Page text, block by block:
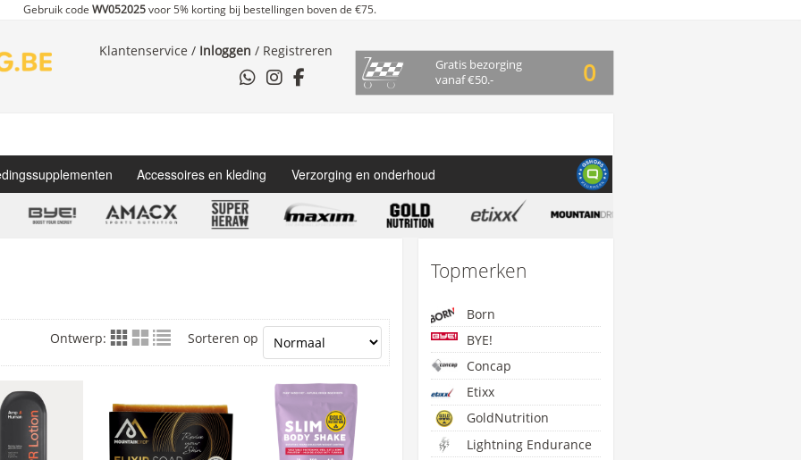
Gebruik codeWV052025voor 5% korting bij bestellingen boven de €75.
Klantenservice / Inloggen / Registreren
Gratis bezorging
vanaf €50.-
0
Accessoires en kleding Verzorging en onderhoud
Sorteren op
Ontwerp:
Topmerken
Born
BYE!
Concap
Etixx
GoldNutrition
Lightning Endurance